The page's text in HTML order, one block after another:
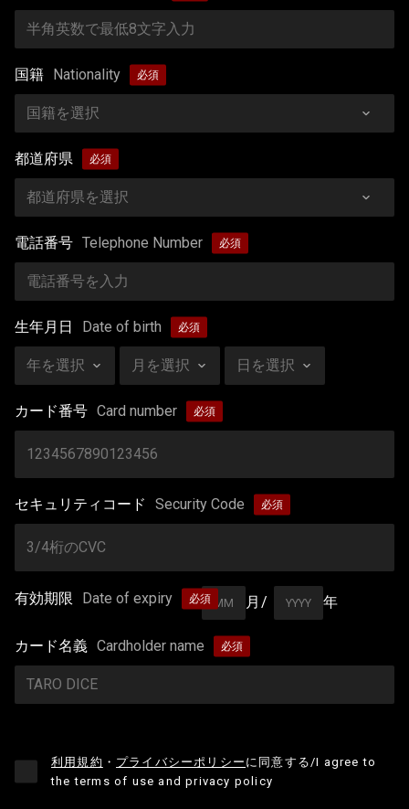
国籍 Nationality
都道府県
電話番号 Telephone Number
生年月日 Date of birth
カード番号 Card number
セキュリティコード Security Code
有効期限 Date of expiry 月/ 年
カード名義 Cardholder name
利用規約 ・ プライバシーポリシー に同意する /I agree to
the terms of use and privacy policy